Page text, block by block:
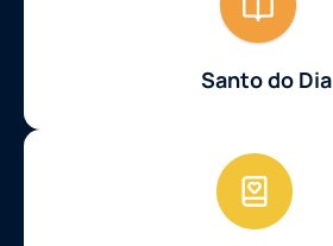
Santo do Dia